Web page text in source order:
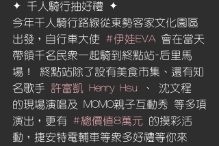
✦ 千人騎行抽好禮 ✦
今年千人騎行路線從東勢客家文化園區
出發，自行車大使 #伊娃EVA 會在當天
帶領千名民眾一起騎到終點站-后里馬
場！ 終點站除了設有美食市集、還有知
名歌手 許富凱 Henry Hsu 、 沈文程
的現場演唱及 MOMO親子互動秀 等多項
演出，更有 #總價值8萬元 的摸彩活
動，捷安特電輔車等眾多好禮等你來